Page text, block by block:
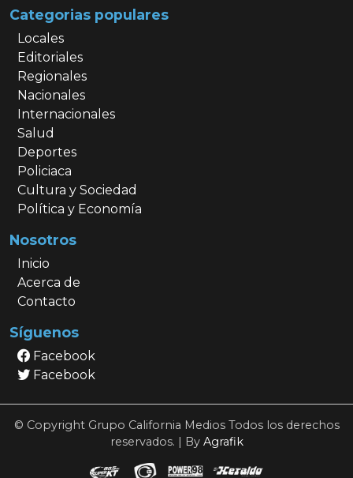
Categorias populares
Locales
Editoriales
Regionales
Nacionales
Internacionales
Salud
Deportes
Policiaca
Cultura y Sociedad
Política y Economía
Nosotros
Inicio
Acerca de
Contacto
Síguenos
Facebook
Facebook
© Copyright Grupo California Medios Todos los derechos
reservados. | By Agrafik